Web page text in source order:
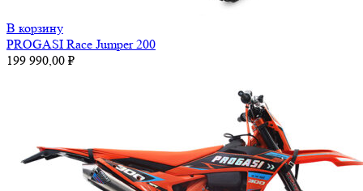
В корзину
PROGASI Race Jumper 200
199 990,00 ₽